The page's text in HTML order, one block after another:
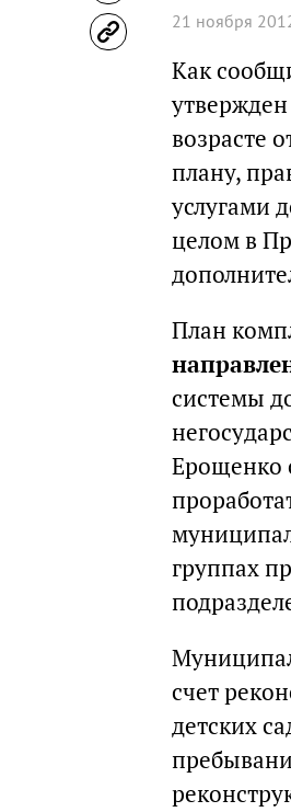
21 ноября
Как
возрасте
плану,
услугами
целом в
План
системы
Ерощенко
группах
счет
детских